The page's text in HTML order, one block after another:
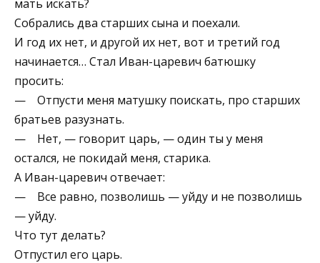
мать искать?
Собрались два старших сына и поехали.
И год их нет, и другой их нет, вот и третий год
начинается… Стал Иван-царевич батюшку
просить:
— Отпусти меня матушку поискать, про старших
братьев разузнать.
— Нет, — говорит царь, — один ты у меня
остался, не покидай меня, старика.
А Иван-царевич отвечает:
— Все равно, позволишь — уйду и не позволишь
— уйду.
Что тут делать?
Отпустил его царь.